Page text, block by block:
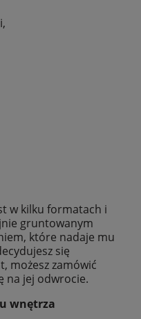
w kilku formatach i
gruntowanym
które nadaje mu
się
możesz zamówić
na jej odwrocie.
wnętrza